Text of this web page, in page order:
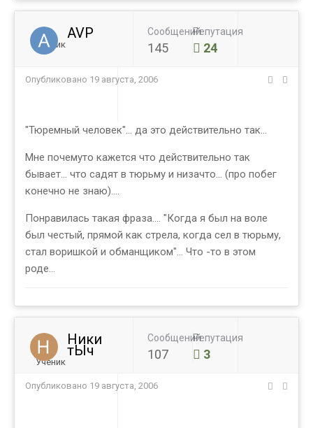
AVP
Ученик
Сообщений
145
Репутация
24
Опубликовано 19 августа, 2006
"Тюремный человек"... да это действительно так...
Мне почемуто кажется что действительно так
бывает... что садят в тюрьму и низачто... (про побег
конечно не знаю)....
Понравилась такая фраза.... "Когда я был на воле
был честый, прямой как стрела, когда сел в тюрьму,
стал воришкой и обманщиком"... Что -то в этом
роде...
Ники
тЫч
Ученик
Сообщений
107
Репутация
3
Опубликовано 19 августа, 2006